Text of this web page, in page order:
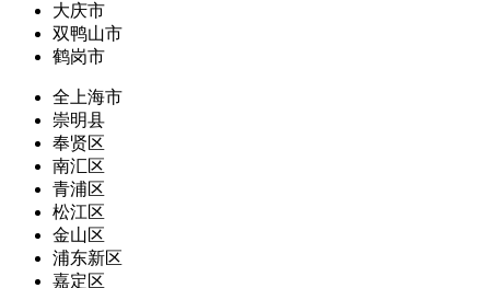
大庆市
双鸭山市
鹤岗市
全上海市
崇明县
奉贤区
南汇区
青浦区
松江区
金山区
浦东新区
嘉定区